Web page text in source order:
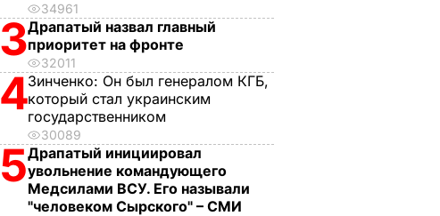
34961
3Драпатый назвал главный
приоритет на фронте
32011
4Зинченко: Он был генералом КГБ,
который стал украинским
государственником
30089
5Драпатый инициировал
увольнение командующего
Медсилами ВСУ. Его называли
"человеком Сырского" – СМИ